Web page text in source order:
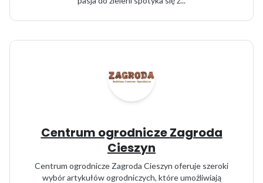
Centrum ogrodnicze Zagroda
Cieszyn
Centrum ogrodnicze Zagroda Cieszyn oferuje szeroki
wybór artykułów ogrodniczych, które umożliwiają